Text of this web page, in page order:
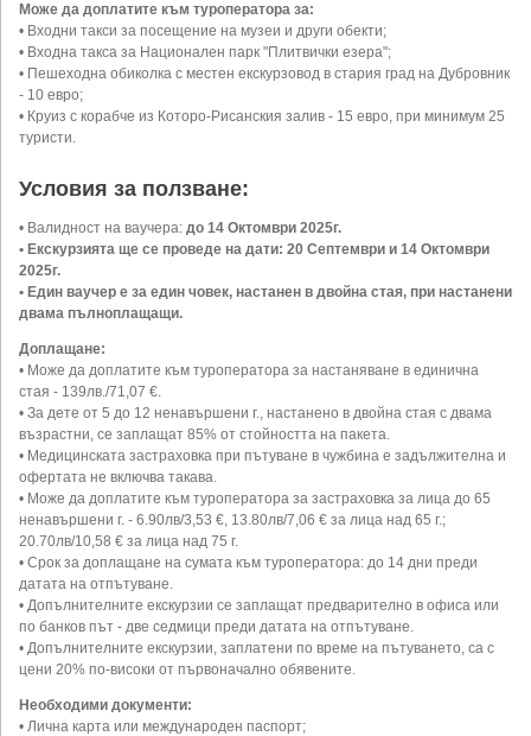
Може да доплатите към туроператора за:
• Входни такси за посещение на музеи и други обекти;
• Входна такса за Национален парк "Плитвички езера";
• Пешеходна обиколка с местен екскурзовод в стария град на Дубровник
- 10 евро;
• Круиз с корабче из Которо-Рисанския залив - 15 евро, при минимум 25
туристи.
Условия за ползване:
• Валидност на ваучера: до 14 Октомври 2025г.
• Екскурзията ще се проведе на дати: 20 Септември и 14 Октомври
2025г.
• Един ваучер е за един човек, настанен в двойна стая, при настанени
двама пълноплащащи.
Доплащане:
• Може да доплатите към туроператора за настаняване в единична
стая - 139лв./71,07 €.
• За дете от 5 до 12 ненавършени г., настанено в двойна стая с двама
възрастни, се заплащат 85% от стойността на пакета.
• Медицинската застраховка при пътуване в чужбина е задължителна и
офертата не включва такава.
• Може да доплатите към туроператора за застраховка за лица до 65
ненавършени г. - 6.90лв/3,53 €, 13.80лв/7,06 € за лица над 65 г.;
20.70лв/10,58 € за лица над 75 г.
• Срок за доплащане на сумата към туроператора: до 14 дни преди
датата на отпътуване.
• Допълнителните екскурзии се заплащат предварително в офиса или
по банков път - две седмици преди датата на отпътуване.
• Допълнителните екскурзии, заплатени по време на пътуването, са с
цени 20% по-високи от първоначално обявените.
Необходими документи:
• Лична карта или международен паспорт;